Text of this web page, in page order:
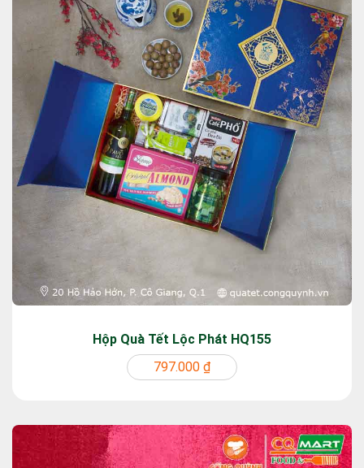
Hộp Quà Tết Lộc Phát HQ155
797.000 ₫